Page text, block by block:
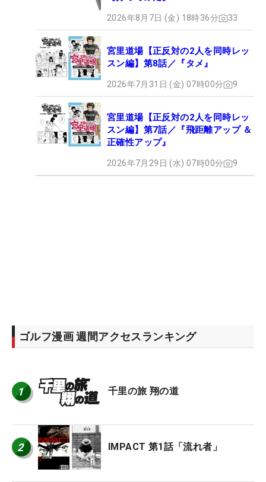
2026年8月7日 (金) 18時36分 33
宮里道場【正反対の2人を同時レッ
スン編】第8話／『タメ』
2026年7月31日 (金) 07時00分 9
宮里道場【正反対の2人を同時レッ
スン編】第7話／『飛距離アップ ＆
正確性アップ』
2026年7月29日 (水) 07時00分 9
ゴルフ漫画 週間アクセスランキング
1 千里の旅 翔の道
2 IMPACT 第1話「流れ者」